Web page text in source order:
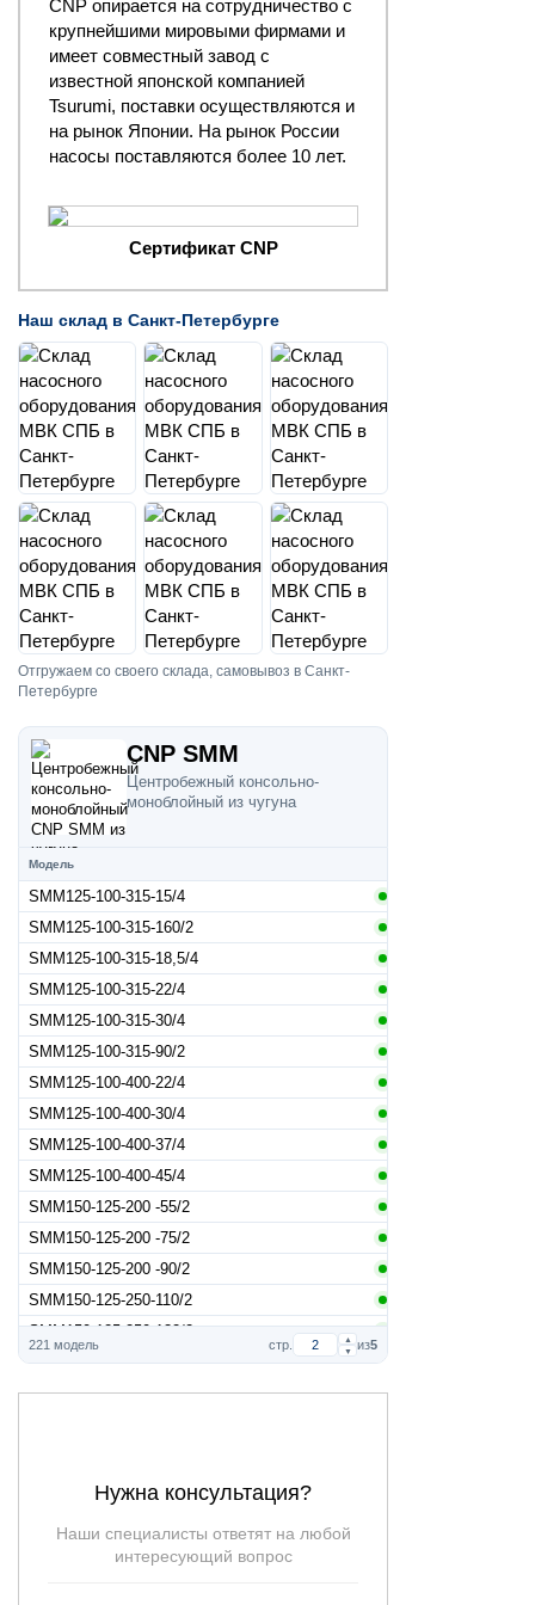
CNP опирается на сотрудничество с
крупнейшими мировыми фирмами и
имеет совместный завод с
известной японской компанией
Tsurumi, поставки осуществляются и
на рынок Японии. На рынок России
насосы поставляются более 10 лет.
Сертификат CNP
Наш склад в Санкт-Петербурге
Отгружаем со своего склада, самовывоз в Санкт-
Петербурге
CNP SMM
Центробежный консольно-
моноблойный из чугуна
Модель
SMM125-100-315-15/4
SMM125-100-315-160/2
SMM125-100-315-18,5/4
SMM125-100-315-22/4
SMM125-100-315-30/4
SMM125-100-315-90/2
SMM125-100-400-22/4
SMM125-100-400-30/4
SMM125-100-400-37/4
SMM125-100-400-45/4
SMM150-125-200 -55/2
SMM150-125-200 -75/2
SMM150-125-200 -90/2
SMM150-125-250-110/2
SMM150-125-250-132/2
SMM150-125-250-15/4
SMM150-125-250-160/2
SMM150-125-250-30/4
SMM150-125-315-110/2
221 модель стр.
▲
▼
из5
Нужна консультация?
Наши специалисты ответят на любой
интересующий вопрос